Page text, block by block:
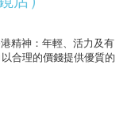
精神：年輕、活力及有
合理的價錢提供優質的